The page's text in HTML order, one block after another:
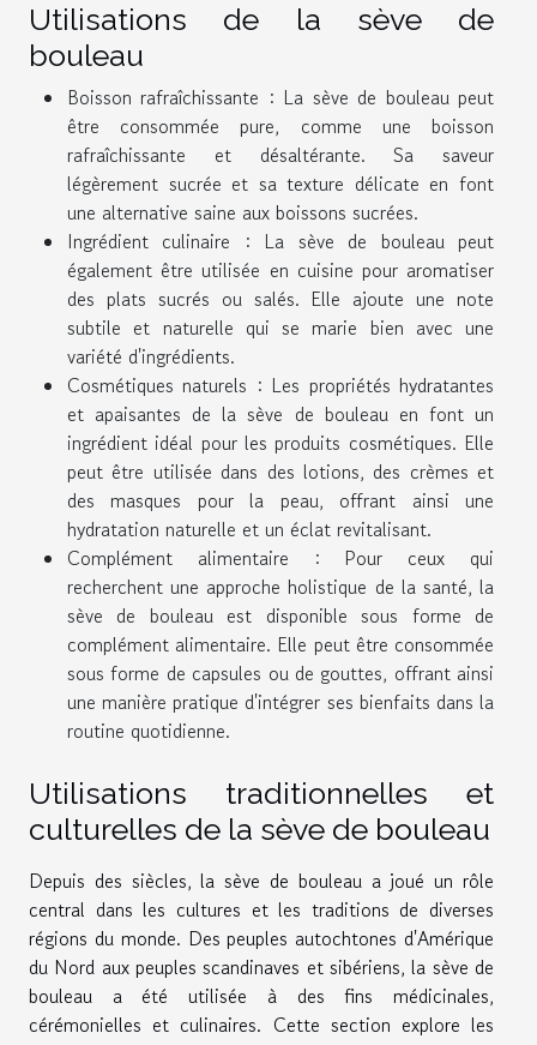
Utilisations de la sève de
bouleau
Boisson rafraîchissante : La sève de bouleau peut
être consommée pure, comme une boisson
rafraîchissante et désaltérante. Sa saveur
légèrement sucrée et sa texture délicate en font
une alternative saine aux boissons sucrées.
Ingrédient culinaire : La sève de bouleau peut
également être utilisée en cuisine pour aromatiser
des plats sucrés ou salés. Elle ajoute une note
subtile et naturelle qui se marie bien avec une
variété d'ingrédients.
Cosmétiques naturels : Les propriétés hydratantes
et apaisantes de la sève de bouleau en font un
ingrédient idéal pour les produits cosmétiques. Elle
peut être utilisée dans des lotions, des crèmes et
des masques pour la peau, offrant ainsi une
hydratation naturelle et un éclat revitalisant.
Complément alimentaire : Pour ceux qui
recherchent une approche holistique de la santé, la
sève de bouleau est disponible sous forme de
complément alimentaire. Elle peut être consommée
sous forme de capsules ou de gouttes, offrant ainsi
une manière pratique d'intégrer ses bienfaits dans la
routine quotidienne.
Utilisations traditionnelles et
culturelles de la sève de bouleau
Depuis des siècles, la sève de bouleau a joué un rôle
central dans les cultures et les traditions de diverses
régions du monde. Des peuples autochtones d'Amérique
du Nord aux peuples scandinaves et sibériens, la sève de
bouleau a été utilisée à des fins médicinales,
cérémonielles et culinaires. Cette section explore les